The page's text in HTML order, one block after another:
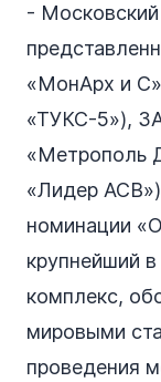
- Московский
«МонАрх и
«ТУКС-5»),
«Метрополь
«Лидер
номинации
крупнейший
комплекс,
мировыми
проведения